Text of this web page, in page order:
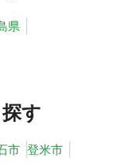
県
す
市 登米市